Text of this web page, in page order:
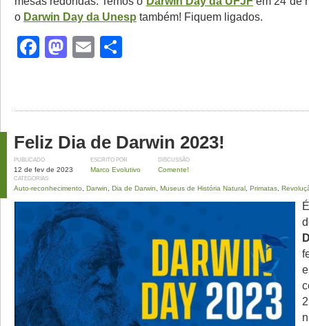
o Darwin Day da Unesp também! Fiquem ligados.
Facebook
Mastodon
Email
Feliz Dia de Darwin 2023!
PUBLICADO
12 de fev de 2023
ESCRITO POR
Marco Evolutivo
DISCUSSÃO
Comente!
CATEGORIAS
Auto-reconhecimento Darwin Dia de Darwin Museus de História Natural Primatas